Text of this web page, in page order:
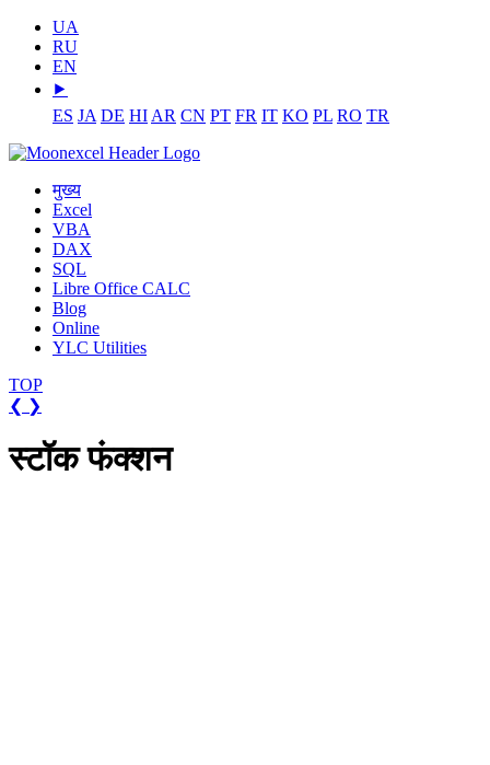
UA
RU
EN
⯈
ES JA DE HI AR CN PT FR IT KO PL RO TR
मुख्य
Excel
VBA
DAX
SQL
Libre Office CALC
Blog
Online
YLC Utilities
TOP
❮ ❯
स्टॉक फंक्शन